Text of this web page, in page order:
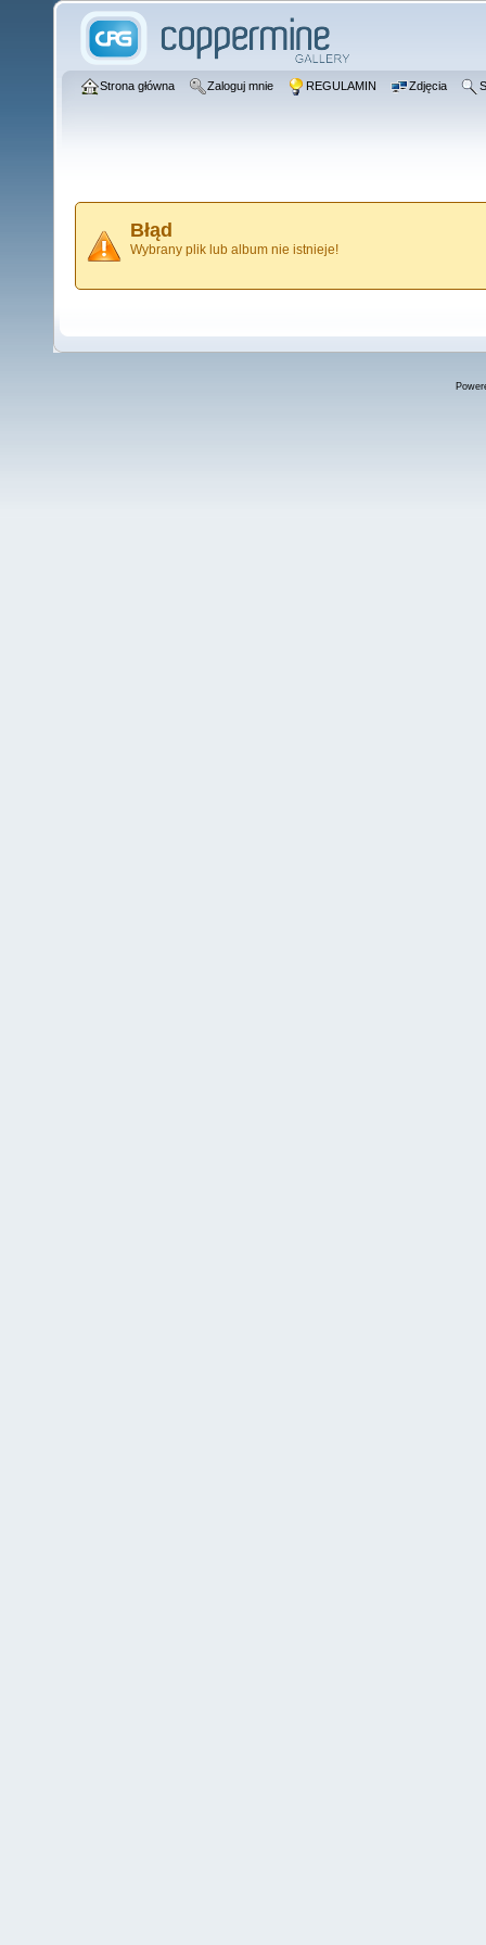
Strona główna Zaloguj mnie REGULAMIN Zdjęcia
Błąd
Wybrany plik lub album nie istnieje!